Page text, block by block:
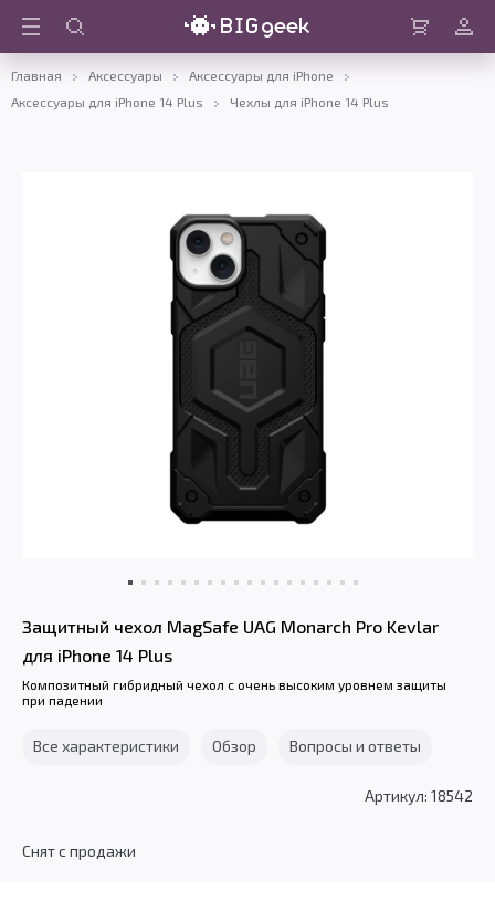
Войти
Главная Аксессуары
Аксессуары для iPhone
Аксессуары для iPhone 14 Plus
Чехлы для iPhone 14 Plus
Защитный чехол MagSafe UAG Monarch Pro Kevlar
для iPhone 14 Plus
Композитный гибридный чехол с очень высоким уровнем защиты
при падении
Все характеристики Обзор Вопросы и ответы
Артикул: 18542
Снят с продажи